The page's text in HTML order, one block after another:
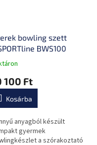
bowling szett
BWS100
100 Ft
Kosárba
anyagból készült
gyermek
a szórakoztató